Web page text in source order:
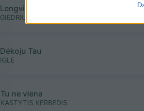
Lengviau už orą
GIEDRIUS LEŠKEVIČIUS
Dėkoju Tau
IGLE
Tu ne viena
KASTYTIS KERBEDIS